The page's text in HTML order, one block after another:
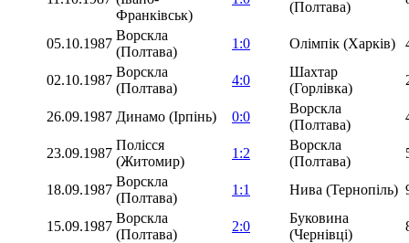
Франківськ)
(Полтава)
05.10.1987
Ворскла
(Полтава)
1:0 Олімпік (Харків)
02.10.1987
Ворскла
(Полтава)
4:0
Шахтар
(Горлівка)
26.09.1987 Динамо (Ірпінь) 0:0
Ворскла
(Полтава)
23.09.1987
Полісся
(Житомир)
1:2
Ворскла
(Полтава)
18.09.1987
Ворскла
(Полтава)
1:1 Нива (Тернопіль)
15.09.1987
Ворскла
(Полтава)
2:0
Буковина
(Чернівці)